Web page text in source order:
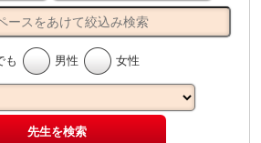
も 男性 女性
先生を検索